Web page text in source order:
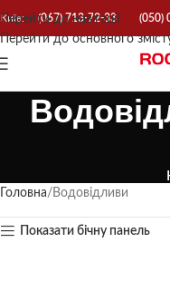
Перейти до навігації
Перейти до основного
Київ: (067) 713-72-33 (050)
Головна Водовідливи
Показати бічну панель